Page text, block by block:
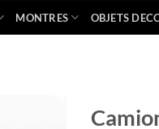
MONTRES OBJETS